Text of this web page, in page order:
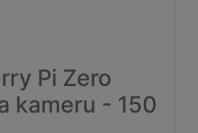
Pi Zero
kameru - 150